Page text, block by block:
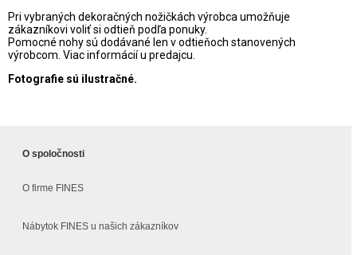
Pri vybraných dekoračných nožičkách výrobca umožňuje
zákazníkovi voliť si odtieň podľa ponuky.
Pomocné nohy sú dodávané len v odtieňoch stanovených
výrobcom. Viac informácií u predajcu.
Fotografie sú ilustračné.
O spoločnosti
O firme FINES
Nábytok FINES u našich zákazníkov